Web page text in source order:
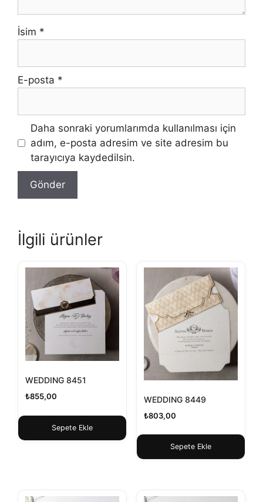
İsim *
E-posta *
Daha sonraki yorumlarımda kullanılması için
adım, e-posta adresim ve site adresim bu
tarayıcıya kaydedilsin.
İlgili ürünler
WEDDING 8451
₺855,00
Sepete Ekle
WEDDING 8449
₺803,00
Sepete Ekle